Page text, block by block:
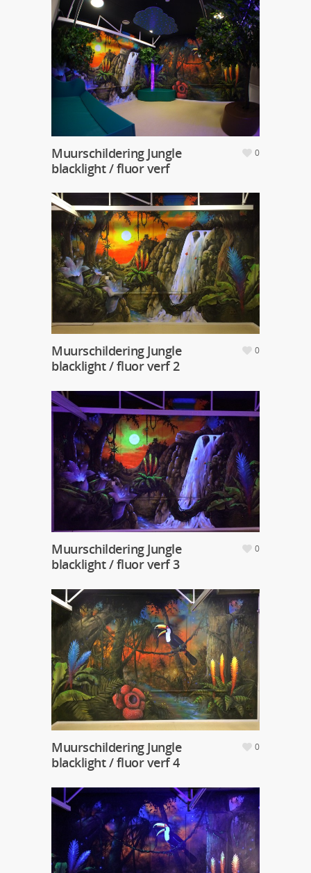
Muurschildering Jungle
blacklight / fluor verf
0
Muurschildering Jungle
blacklight / fluor verf 2
0
Muurschildering Jungle
blacklight / fluor verf 3
0
Muurschildering Jungle
blacklight / fluor verf 4
0